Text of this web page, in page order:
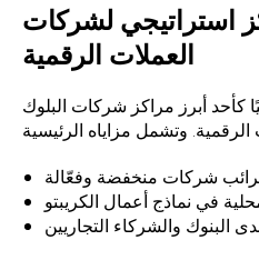
استراتيجي لشركات
العملات الرقمية
كأحد أبرز مراكز شركات البلوك
شركات منخفضة وفعّالة
في نماذج أعمال الكريبتو
البنوك والشركاء التجاريين